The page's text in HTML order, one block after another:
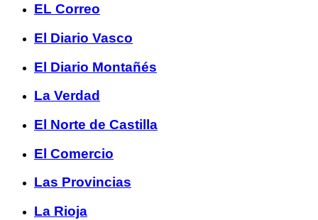
EL Correo
El Diario Vasco
El Diario Montañés
La Verdad
El Norte de Castilla
El Comercio
Las Provincias
La Rioja